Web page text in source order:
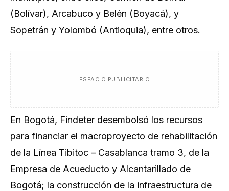
(Bolívar), Arcabuco y Belén (Boyacá), y
Sopetrán y Yolombó (Antioquia), entre otros.
ESPACIO PUBLICITARIO
En Bogotá, Findeter desembolsó los recursos
para financiar el macroproyecto de rehabilitación
de la Línea Tibitoc – Casablanca tramo 3, de la
Empresa de Acueducto y Alcantarillado de
Bogotá; la construcción de la infraestructura de